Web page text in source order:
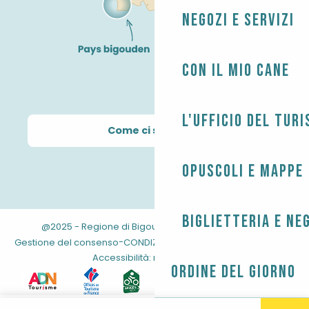
Negozi e servizi
Con il mio cane
L'Ufficio del
Opuscoli e mappe
Biglietteria e
Ordine del giorno
Come ci si arriva?
@2025 - Regione di Bigouden Informazioni legali-
Gestione del consenso-CONDIZIONI GENERALI
Accessibilità: non conforme